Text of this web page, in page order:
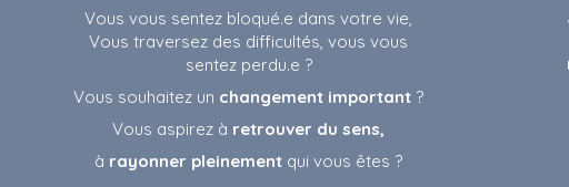
Vous vous sentez bloqué.e dans votre vie,
Vous traversez des difficultés, vous vous
sentez perdu.e ?
Vous souhaitez un changement important ?
Vous aspirez à retrouver du sens,
à rayonner pleinement qui vous êtes ?